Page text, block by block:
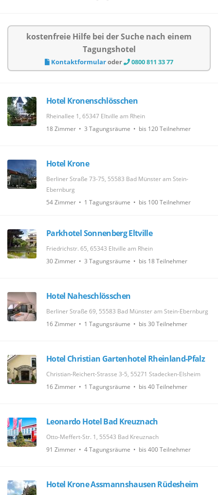
kostenfreie Hilfe bei der Suche nach einem
Tagungshotel
Kontaktformularoder 0800 811 33 77
Hotel Kronenschlösschen
Rheinallee 1, 65347 Eltville am Rhein
18 Zimmer • 3 Tagungsräume • bis 120 Teilnehmer
Hotel Krone
Berliner Straße 73-75, 55583 Bad Münster am Stein-
Ebernburg
54 Zimmer • 1 Tagungsräume • bis 100 Teilnehmer
Parkhotel Sonnenberg Eltville
Friedrichstr. 65, 65343 Eltville am Rhein
30 Zimmer • 3 Tagungsräume • bis 18 Teilnehmer
Hotel Naheschlösschen
Berliner Straße 69, 55583 Bad Münster am Stein-Ebernburg
16 Zimmer • 1 Tagungsräume • bis 30 Teilnehmer
Hotel Christian Gartenhotel Rheinland-Pfalz
Christian-Reichert-Strasse 3-5, 55271 Stadecken-Elsheim
16 Zimmer • 1 Tagungsräume • bis 40 Teilnehmer
Leonardo Hotel Bad Kreuznach
Otto-Meffert-Str. 1, 55543 Bad Kreuznach
91 Zimmer • 4 Tagungsräume • bis 400 Teilnehmer
Hotel Krone Assmannshausen Rüdesheim